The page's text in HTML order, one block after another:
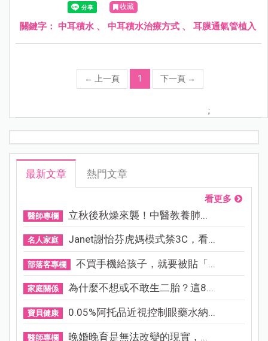
發展造成影響。
收藏
關鍵字： 中耳積水 、 中耳積水治療方式 、 耳膜通氣管植入
← 上一頁 1 下一頁 →
;
最新文章 熱門文章
看更多
醫師專欄 立秋後秋燥來襲！中醫教養肺...
名人家庭 Janet謝怡芬虎媽模式禁3C，看...
部落客專欄 不買手機給孩子，就要被貼「...
家庭關係 為什麼不想或不敢生二胎？這8...
寶貝健康 0.05%阿托品近視控制眼藥水納...
醫師專欄 晚婚晚育是無法改變的現實，...